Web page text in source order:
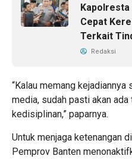
Kapolresta
Cepat
Terkait
Redaksi
“Kalau memang
media, sudah pasti akan ada
kedisiplinan,” paparnya.
Untuk menjaga ketenangan
Pemprov Banten